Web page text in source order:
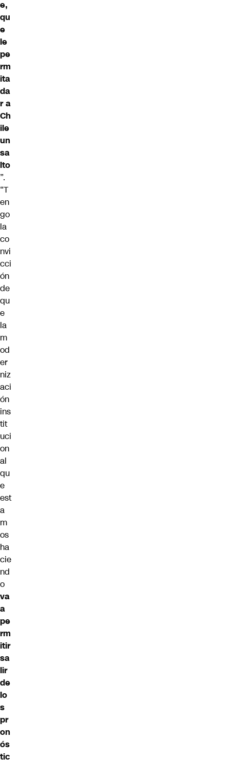
e,
qu
e
le
pe
rm
ita
da
r a
Ch
ile
un
sa
lto
”.
“T
en
go
la
co
nvi
cci
ón
de
qu
e
la
m
od
er
niz
aci
ón
ins
tit
uci
on
al
qu
e
est
a
m
os
ha
cie
nd
o
va
a
pe
rm
itir
sa
lir
de
lo
s
pr
on
ós
tic